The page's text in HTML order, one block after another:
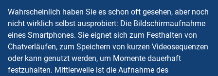
Wahrscheinlich haben Sie es schon oft gesehen, aber noch
nicht wirklich selbst ausprobiert: Die Bildschirmaufnahme
eines Smartphones. Sie eignet sich zum Festhalten von
Chatverläufen, zum Speichern von kurzen Videosequenzen
oder kann genutzt werden, um Momente dauerhaft
festzuhalten. Mittlerweile ist die Aufnahme des